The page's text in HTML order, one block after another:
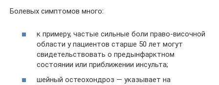
Болевых симптомов много:
к примеру, частые сильные боли право-височной
области у пациентов старше 50 лет могут
свидетельствовать о предынфарктном
состоянии или приближении инсульта;
шейный остеохондроз — указывает на